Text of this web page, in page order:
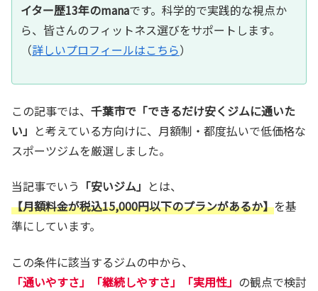
イター歴13年のmanaです。科学的で実践的な視点か
ら、皆さんのフィットネス選びをサポートします。
（詳しいプロフィールはこちら）
この記事では、 千葉市で「できるだけ安くジムに通いた
い」 と考えている方向けに、月額制・都度払いで低価格な
スポーツジムを厳選しました。
当記事でいう 「安いジム」 とは、
【月額料金が税込15,000円以下のプランがあるか】を基
準にしています。
この条件に該当するジムの中から、
「通いやすさ」「継続しやすさ」「実用性」 の観点で検討